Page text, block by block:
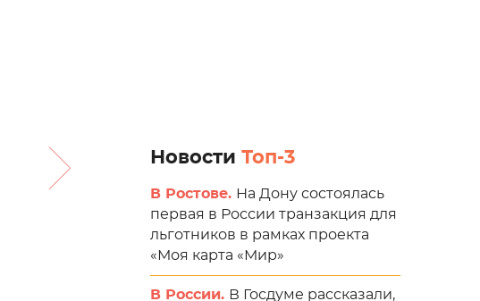
Новости Топ-3
В Ростове. На Дону состоялась
первая в России транзакция для
льготников в рамках проекта
«Моя карта «Мир»
В России. В Госдуме рассказали,